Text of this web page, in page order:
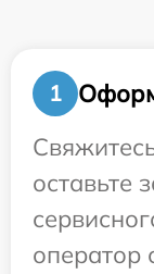
1
оставьте
оператор